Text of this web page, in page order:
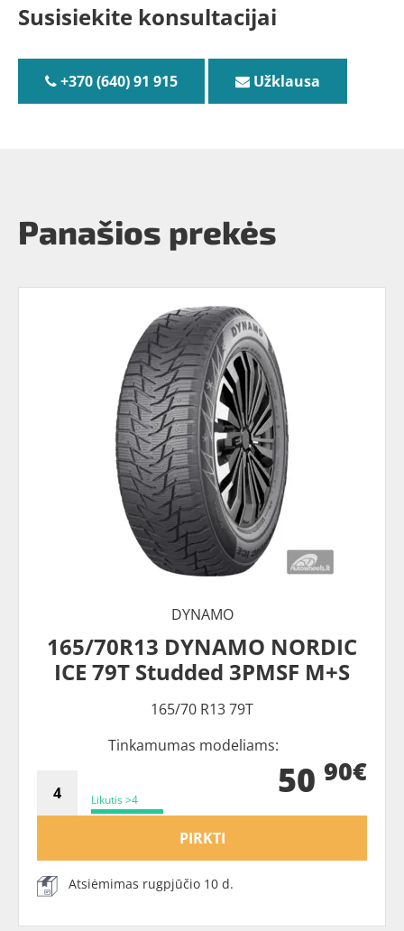
Susisiekite konsultacijai
+370 (640) 91 915 Užklausa
Panašios prekės
DYNAMO
165/70R13 DYNAMO NORDIC
ICE 79T Studded 3PMSF M+S
165/70 R13 79T
Tinkamumas modeliams:
Likutis >4 50 90€
PIRKTI
Atsiėmimas rugpjūčio 10 d.